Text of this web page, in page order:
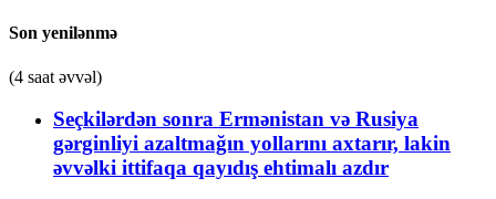
Son yenilənmə
(4 saat əvvəl)
Seçkilərdən sonra Ermənistan və Rusiya
gərginliyi azaltmağın yollarını axtarır, lakin
əvvəlki ittifaqa qayıdış ehtimalı azdır